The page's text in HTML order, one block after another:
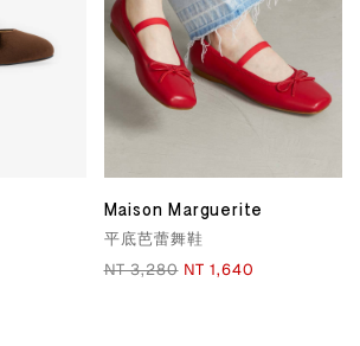
Maison Marguerite
平底芭蕾舞鞋
NT 3,280 NT 1,640